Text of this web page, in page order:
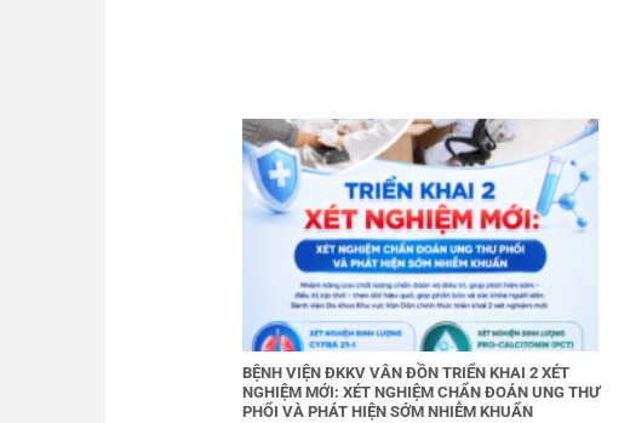
BỆNH VIỆN ĐKKV VÂN ĐỒN TRIỂN KHAI 2 XÉT
NGHIỆM MỚI: XÉT NGHIỆM CHẨN ĐOÁN UNG THƯ
PHỔI VÀ PHÁT HIỆN SỚM NHIỄM KHUẨN